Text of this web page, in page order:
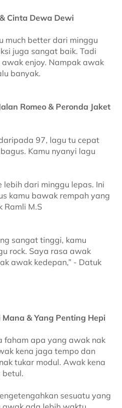
Cinta Dewa Dewi
much better dari minggu
juga sangat baik. Tadi
enjoy. Nampak awak
banyak.
Romeo & Peronda Jaket
97, lagu tu cepat
Kamu nyanyi lagu
lebih dari minggu lepas. Ini
kamu bawak rempah yang
Ramli M.S
sangat tinggi, kamu
rock. Saya rasa awak
awak kedepan,” - Datuk
& Yang Penting Hepi
faham apa yang awak nak
kena jaga tempo dan
tukar modul. Awak kena
betul.
sesuatu yang